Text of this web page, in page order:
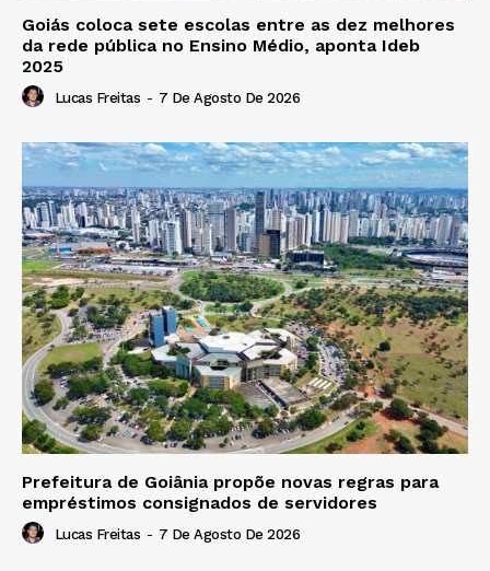
Goiás coloca sete escolas entre as dez melhores
da rede pública no Ensino Médio, aponta Ideb
2025
Lucas Freitas - 7 De Agosto De 2026
Prefeitura de Goiânia propõe novas regras para
empréstimos consignados de servidores
Lucas Freitas - 7 De Agosto De 2026